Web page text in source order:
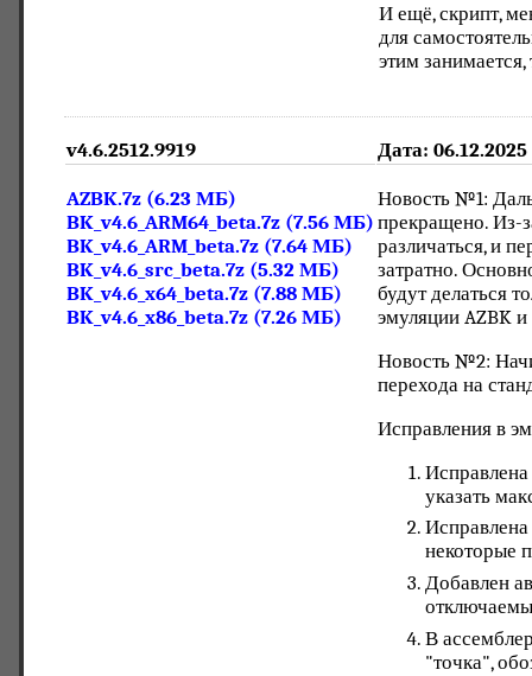
И ещё, скрипт,
для
этим
v4.6.2512.9919 Дата: 06.12.2025
AZBK.7z (6.23 МБ)
BK_v4.6_ARM64_beta.7z (7.56 МБ)
BK_v4.6_ARM_beta.7z (7.64 МБ)
BK_v4.6_src_beta.7z (5.32 МБ)
BK_v4.6_x64_beta.7z (7.88 МБ)
BK_v4.6_x86_beta.7z (7.26 МБ)
Новость №1:
прекращено. Из-
различаться, и
затратно.
будут делаться
эмуляции AZBK
Новость №2:
перехода на
Исправления в
указать
некоторые
Добавлен
В
"точка",